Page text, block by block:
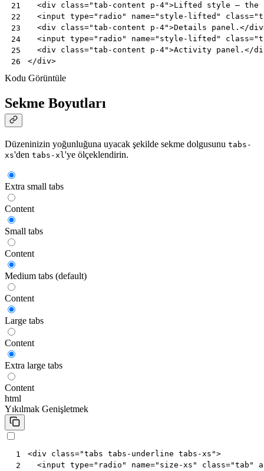
21
22
23
24
25
26
<div class="tab-content p-4">Lifted style — the
<input type="radio" name="style-lifted" class=
<div class="tab-content p-4">Details panel. </div
<input type="radio" name="style-lifted" class=
<div class="tab-content p-4">Activity panel. </
</div>
Kodu Görüntüle
Sekme Boyutları
Düzeninizin yoğunluğuna uyacak şekilde sekme dolgusunu tabs-
xs'den tabs-xl'ye ölçeklendirin.
Extra small tabs
Content
Small tabs
Content
Medium tabs (default)
Content
Large tabs
Content
Extra large tabs
Content
html
Yıkılmak Genişletmek
1
2
<div class="tabs tabs-underline tabs-xs">
<input type="radio" name="size-xs" class="tab"